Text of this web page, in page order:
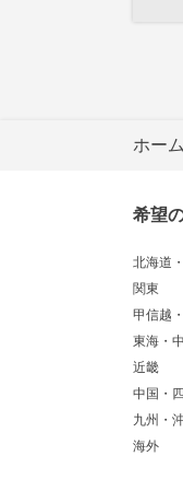
ホーム
希望
北海道
関東
甲信越
東海・
近畿
中国・
九州・
海外